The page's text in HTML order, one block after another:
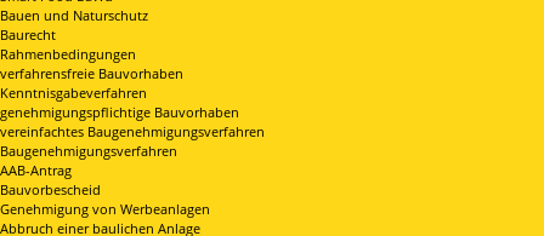
Bauen und Naturschutz
Baurecht
Rahmenbedingungen
verfahrensfreie Bauvorhaben
Kenntnisgabeverfahren
genehmigungspflichtige Bauvorhaben
vereinfachtes Baugenehmigungsverfahren
Baugenehmigungsverfahren
AAB-Antrag
Bauvorbescheid
Genehmigung von Werbeanlagen
Abbruch einer baulichen Anlage